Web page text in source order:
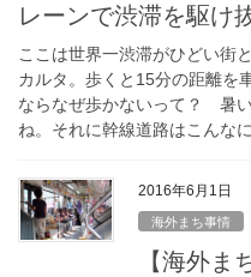
レーンで渋滞を駆け
ここは世界一渋滞がひどい街
カルタ。歩くと15分の距離を
ならなぜ歩かないって？ 暑
ね。それに幹線道路はこんな
2016年6月1日
海外まち事情
【海外ま